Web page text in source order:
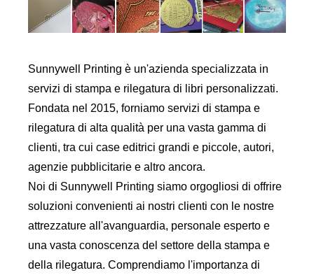
Sunnywell Printing è un'azienda specializzata in
servizi di stampa e rilegatura di libri personalizzati.
Fondata nel 2015, forniamo servizi di stampa e
rilegatura di alta qualità per una vasta gamma di
clienti, tra cui case editrici grandi e piccole, autori,
agenzie pubblicitarie e altro ancora.
Noi di Sunnywell Printing siamo orgogliosi di offrire
soluzioni convenienti ai nostri clienti con le nostre
attrezzature all'avanguardia, personale esperto e
una vasta conoscenza del settore della stampa e
della rilegatura. Comprendiamo l'importanza di